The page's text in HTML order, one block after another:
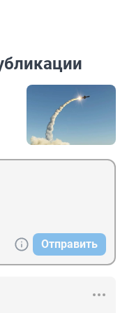
Отправить